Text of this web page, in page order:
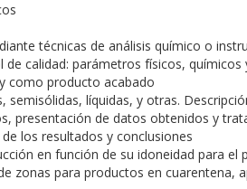
técnicas de análisis químico o
de calidad: parámetros físicos,
como producto acabado
semisólidas, líquidas, y otras.
presentación de datos obtenidos y
los resultados y conclusiones
en función de su idoneidad para el
zonas para productos en cuarentena,